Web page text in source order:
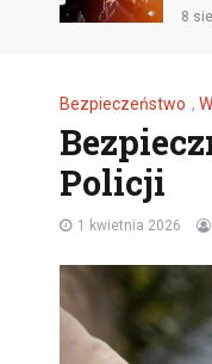
Bezpieczeństwo ,
Policji
1 kwietnia 2026